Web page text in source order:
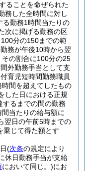
ることを命ぜられた
務した全時間に対し
る勤務1時間当たりの
次に掲げる勤務の区
分の150までの範
務が午後10時から翌
の割合に100分の25
外勤務手当として支
育児短時間勤務職員
間を超えてしたもの
した日における正規
るまでの間の勤務
当たりの給与額に
翌日の午前5時までの
乗じて得た額とす
(次条の規定により
休日勤務手当が支給
において同じ。)にお